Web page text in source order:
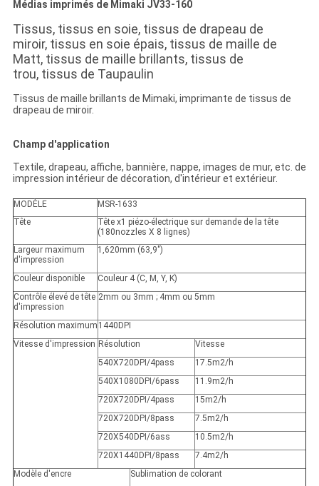
Médias imprimés de Mimaki JV33-160
Tissus, tissus en soie, tissus de drapeau de
miroir, tissus en soie épais, tissus de maille de
Matt, tissus de maille brillants, tissus de
trou, tissus de Taupaulin
Tissus de maille brillants de Mimaki, imprimante de tissus de
drapeau de miroir.
Champ d'application
Textile, drapeau, affiche, bannière, nappe, images de mur, etc. de
impression intérieur de décoration, d'intérieur et extérieur.
MODÈLE
MSR-1633
Tête
Tête x1 piézo-électrique sur demande de la tête
(180nozzles X 8 lignes)
Largeur maximum
d'impression
1,620mm (63,9")
Couleur disponible
Couleur 4 (C, M, Y, K)
Contrôle élevé de tête
d'impression
2mm ou 3mm ; 4mm ou 5mm
Résolution maximum 1440DPI
Vitesse d'impression Résolution
Vitesse
540X720DPI/4pass
17.5m2/h
540X1080DPI/6pass
11.9m2/h
720X720DPI/4pass
15m2/h
720X720DPI/8pass
7.5m2/h
720X540DPI/6ass
10.5m2/h
720X1440DPI/8pass
7.4m2/h
Modèle d'encre
Sublimation de colorant